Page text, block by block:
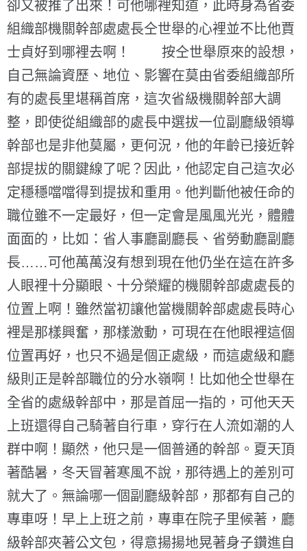
卻又被推了出來！可他哪裡知道，此時身為省委
組織部機關幹部處處長仝世舉的心裡並不比他賈
士貞好到哪裡去啊！ 按仝世舉原來的設想，
自己無論資歷、地位、影響在莫由省委組織部所
有的處長里堪稱首席，這次省級機關幹部大調
整，即使從組織部的處長中選拔一位副廳級領導
幹部也是非他莫屬，更何況，他的年齡已接近幹
部提拔的關鍵線了呢？因此，他認定自己這次必
定穩穩噹噹得到提拔和重用。他判斷他被任命的
職位雖不一定最好，但一定會是風風光光，體體
面面的，比如：省人事廳副廳長、省勞動廳副廳
長……可他萬萬沒有想到現在他仍坐在這在許多
人眼裡十分顯眼、十分榮耀的機關幹部處處長的
位置上啊！雖然當初讓他當機關幹部處處長時心
裡是那樣興奮，那樣激動，可現在在他眼裡這個
位置再好，也只不過是個正處級，而這處級和廳
級則正是幹部職位的分水嶺啊！比如他仝世舉在
全省的處級幹部中，那是首屈一指的，可他天天
上班還得自己騎著自行車，穿行在人流如潮的人
群中啊！顯然，他只是一個普通的幹部。夏天頂
著酷暑，冬天冒著寒風不說，那待遇上的差別可
就大了。無論哪一個副廳級幹部，那都有自己的
專車呀！早上上班之前，專車在院子里候著，廳
級幹部夾著公文包，得意揚揚地晃著身子鑽進自